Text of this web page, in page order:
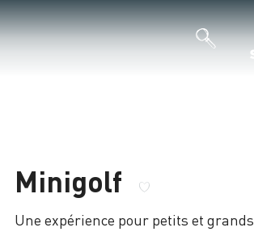
Minigolf
Une expérience pour petits et grands